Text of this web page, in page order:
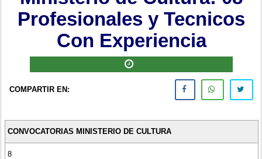
Profesionales y Tecnicos
Con Experiencia
COMPARTIR EN:
CONVOCATORIAS MINISTERIO DE CULTURA
8